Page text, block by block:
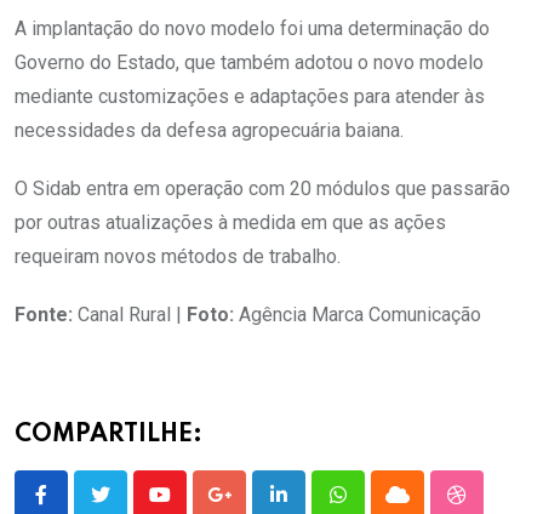
A implantação do novo modelo foi uma determinação do
Governo do Estado, que também adotou o novo modelo
mediante customizações e adaptações para atender às
necessidades da defesa agropecuária baiana.
O Sidab entra em operação com 20 módulos que passarão
por outras atualizações à medida em que as ações
requeiram novos métodos de trabalho.
Fonte: Canal Rural | Foto: Agência Marca Comunicação
COMPARTILHE:
YoutubeGoogle+LinkedInWhatsappCloud